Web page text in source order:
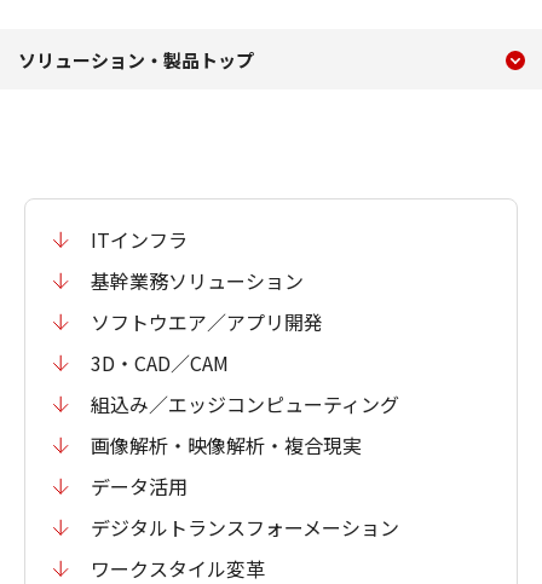
ソリューション・製品トップ
ITインフラ
基幹業務ソリューション
ソフトウエア／アプリ開発
3D・CAD／CAM
組込み／エッジコンピューティング
画像解析・映像解析・複合現実
データ活用
デジタルトランスフォーメーション
ワークスタイル変革